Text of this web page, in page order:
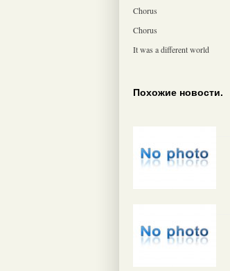
Chorus
Chorus
It was a different world
Похожие новости.